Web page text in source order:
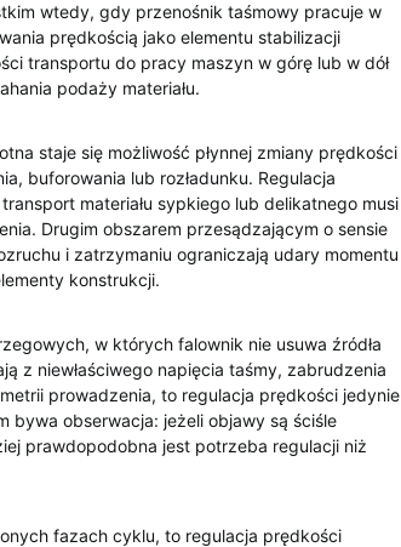
wtedy, gdy przenośnik taśmowy pracuje w
prędkością jako elementu stabilizacji
transportu do pracy maszyn w górę lub w dół
podaży materiału.
staje się możliwość płynnej zmiany prędkości
buforowania lub rozładunku. Regulacja
materiału sypkiego lub delikatnego musi
Drugim obszarem przesądzającym o sensie
i zatrzymaniu ograniczają udary momentu
konstrukcji.
w których falownik nie usuwa źródła
z niewłaściwego napięcia taśmy, zabrudzenia
prowadzenia, to regulacja prędkości jedynie
bywa obserwacja: jeżeli objawy są ściśle
prawdopodobna jest potrzeba regulacji niż
fazach cyklu, to regulacja prędkości